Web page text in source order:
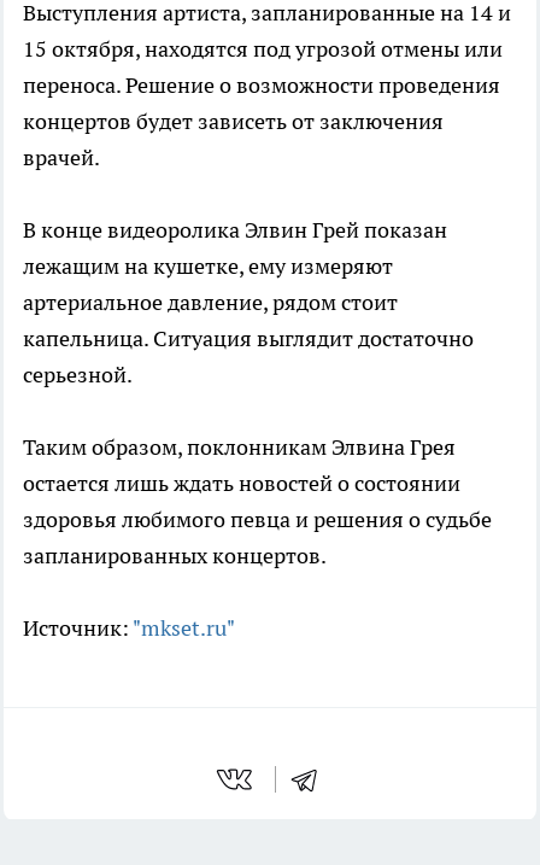
Выступления артиста, запланированные на 14 и
15 октября, находятся под угрозой отмены или
переноса. Решение о возможности проведения
концертов будет зависеть от заключения
врачей.
В конце видеоролика Элвин Грей показан
лежащим на кушетке, ему измеряют
артериальное давление, рядом стоит
капельница. Ситуация выглядит достаточно
серьезной.
Таким образом, поклонникам Элвина Грея
остается лишь ждать новостей о состоянии
здоровья любимого певца и решения о судьбе
запланированных концертов.
Источник: "mkset.ru"